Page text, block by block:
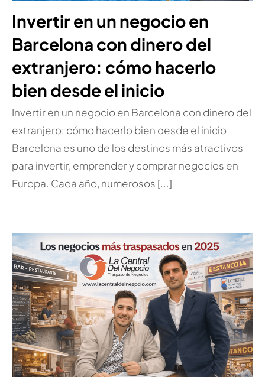
Invertir en un negocio en
Barcelona con dinero del
extranjero: cómo hacerlo
bien desde el inicio
Invertir en un negocio en Barcelona con dinero del
extranjero: cómo hacerlo bien desde el inicio
Barcelona es uno de los destinos más atractivos
para invertir, emprender y comprar negocios en
Europa. Cada año, numerosos [...]